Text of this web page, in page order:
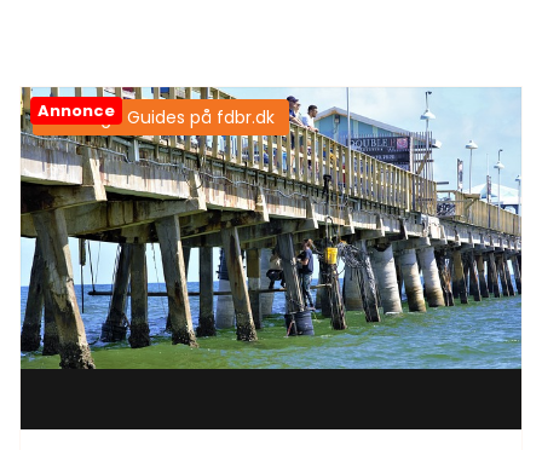
Annonce
Samtlige Guides på fdbr.dk